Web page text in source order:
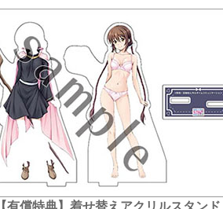
【有償特典】着せ替えアクリルスタンド